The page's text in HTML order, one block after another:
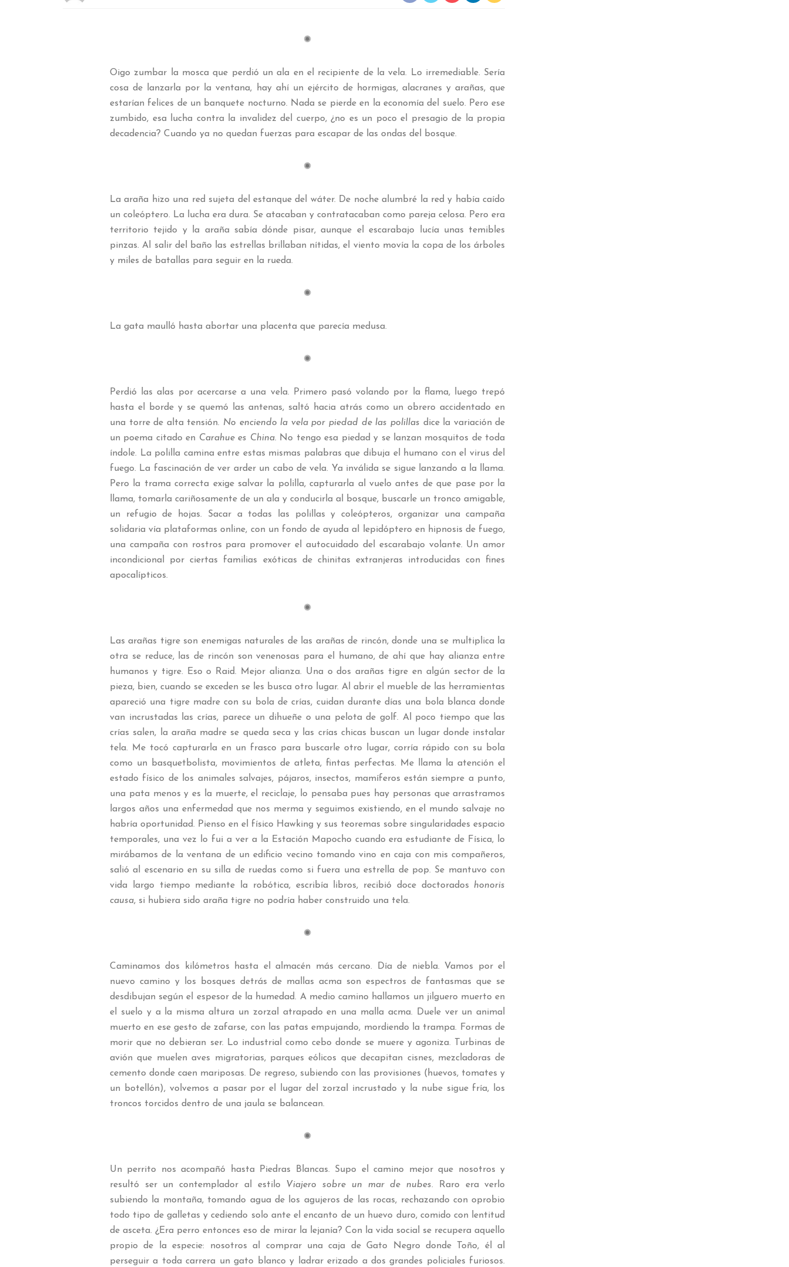
✺
Oigo zumbar la mosca que perdió un ala en el recipiente de la vela. Lo irremediable. Sería
cosa de lanzarla por la ventana, hay ahí un ejército de hormigas, alacranes y arañas, que
estarían felices de un banquete nocturno. Nada se pierde en la economía del suelo. Pero ese
zumbido, esa lucha contra la invalidez del cuerpo, ¿no es un poco el presagio de la propia
decadencia? Cuando ya no quedan fuerzas para escapar de las ondas del bosque.
✺
La araña hizo una red sujeta del estanque del wáter. De noche alumbré la red y había caído
un coleóptero. La lucha era dura. Se atacaban y contratacaban como pareja celosa. Pero era
territorio tejido y la araña sabía dónde pisar, aunque el escarabajo lucía unas temibles
pinzas. Al salir del baño las estrellas brillaban nítidas, el viento movía la copa de los árboles
y miles de batallas para seguir en la rueda.
✺
La gata maulló hasta abortar una placenta que parecía medusa.
✺
Perdió las alas por acercarse a una vela. Primero pasó volando por la flama, luego trepó
hasta el borde y se quemó las antenas, saltó hacia atrás como un obrero accidentado en
una torre de alta tensión. No enciendo la vela por piedad de las polillas dice la variación de
un poema citado en Carahue es China. No tengo esa piedad y se lanzan mosquitos de toda
índole. La polilla camina entre estas mismas palabras que dibuja el humano con el virus del
fuego. La fascinación de ver arder un cabo de vela. Ya inválida se sigue lanzando a la llama.
Pero la trama correcta exige salvar la polilla, capturarla al vuelo antes de que pase por la
llama, tomarla cariñosamente de un ala y conducirla al bosque, buscarle un tronco amigable,
un refugio de hojas. Sacar a todas las polillas y coleópteros, organizar una campaña
solidaria vía plataformas online, con un fondo de ayuda al lepidóptero en hipnosis de fuego,
una campaña con rostros para promover el autocuidado del escarabajo volante. Un amor
incondicional por ciertas familias exóticas de chinitas extranjeras introducidas con fines
apocalípticos.
✺
Las arañas tigre son enemigas naturales de las arañas de rincón, donde una se multiplica la
otra se reduce, las de rincón son venenosas para el humano, de ahí que hay alianza entre
humanos y tigre. Eso o Raid. Mejor alianza. Una o dos arañas tigre en algún sector de la
pieza, bien, cuando se exceden se les busca otro lugar. Al abrir el mueble de las herramientas
apareció una tigre madre con su bola de crías, cuidan durante días una bola blanca donde
van incrustadas las crías, parece un dihueñe o una pelota de golf. Al poco tiempo que las
crías salen, la araña madre se queda seca y las crías chicas buscan un lugar donde instalar
tela. Me tocó capturarla en un frasco para buscarle otro lugar, corría rápido con su bola
como un basquetbolista, movimientos de atleta, fintas perfectas.
Me llama la atención el
estado físico de los animales salvajes, pájaros, insectos, mamíferos están siempre a punto,
una pata menos y es la muerte, el reciclaje, lo pensaba pues hay personas que arrastramos
largos años una enfermedad que nos merma y seguimos existiendo, en el mundo salvaje no
habría oportunidad. Pienso en el físico Hawking y sus teoremas sobre singularidades espacio
temporales, una vez lo fui a ver a la Estación Mapocho cuando era estudiante de Física, lo
mirábamos de la ventana de un edificio vecino tomando vino en caja con mis compañeros,
salió al escenario en su silla de ruedas como si fuera una estrella de pop. Se mantuvo con
vida largo tiempo mediante la robótica, escribía libros, recibió doce doctorados honoris
causa, si hubiera sido araña tigre no podría haber construido una tela.
✺
Caminamos dos kilómetros hasta el almacén más cercano. Día de niebla. Vamos por el
nuevo camino y los bosques detrás de mallas acma son espectros de fantasmas que se
desdibujan según el espesor de la humedad. A medio camino hallamos un jilguero muerto en
el suelo y a la misma altura un zorzal atrapado en una malla acma. Duele ver un animal
muerto en ese gesto de zafarse, con las patas empujando, mordiendo la trampa. Formas de
morir que no debieran ser. Lo industrial como cebo donde se muere y agoniza. Turbinas de
avión que muelen aves migratorias, parques eólicos que decapitan cisnes, mezcladoras de
cemento donde caen mariposas. De regreso, subiendo con las provisiones (huevos, tomates y
un botellón), volvemos a pasar por el lugar del zorzal incrustado y la nube sigue fría, los
troncos torcidos dentro de una jaula se balancean.
✺
Un perrito nos acompañó hasta Piedras Blancas. Supo el camino mejor que nosotros y
resultó ser un contemplador al estilo Viajero sobre un mar de nubes. Raro era verlo
subiendo la montaña, tomando agua de los agujeros de las rocas, rechazando con oprobio
todo tipo de galletas y cediendo solo ante el encanto de un huevo duro, comido con lentitud
de asceta. ¿Era perro entonces eso de mirar la lejanía? Con la vida social se recupera aquello
propio de la especie: nosotros al comprar una caja de Gato Negro donde Toño, él al
perseguir a toda carrera un gato blanco y ladrar erizado a dos grandes policiales furiosos.